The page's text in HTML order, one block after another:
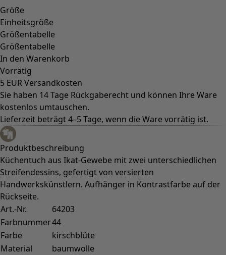
Styles-Mode
Leinenkleidung
Kleider im Hippie-Stil
Große Größen
Blumenkleidung
Hippie-Mode
Skandinavische Mode
Lagenlook
Gestreifte Kleidung
Karierte Kleidung
Kleidung mit Punkten
Bio-Kleidung
Schwedische Mode
Jerseykleider
Design im Boho-Stil
Modestücke für kühle Abende
Gemusterte Kleidung
Baumwollkleidung
Bio-Baumwolle
Strand- und Bademode
Partymode